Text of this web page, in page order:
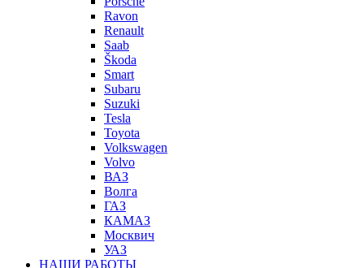
Ravon
Renault
Saab
Škoda
Smart
Subaru
Suzuki
Tesla
Toyota
Volkswagen
Volvo
ВАЗ
Волга
ГАЗ
КАМАЗ
Москвич
УАЗ
НАШИ РАБОТЫ